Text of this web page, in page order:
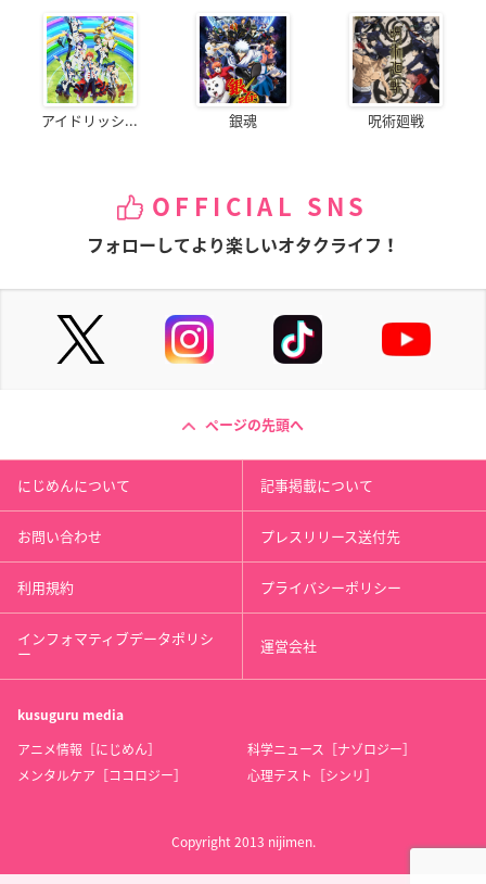
アイドリッシ... 銀魂 呪術廻戦
OFFICIAL SNS
フォローしてより楽しいオタクライフ！
ページの先頭へ
にじめんについて 記事掲載について
お問い合わせ プレスリリース送付先
利用規約 プライバシーポリシー
インフォマティブデータポリシ
ー 運営会社
kusuguru media
アニメ情報［にじめん］
科学ニュース［ナゾロジー］
メンタルケア［ココロジー］
心理テスト［シンリ］
Copyright 2013 nijimen.